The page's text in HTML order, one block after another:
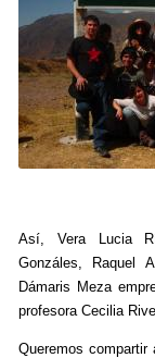
Así, Vera Lucia
Gonzáles, Raquel
Dámaris Meza
profesora Cecilia
Queremos compartir